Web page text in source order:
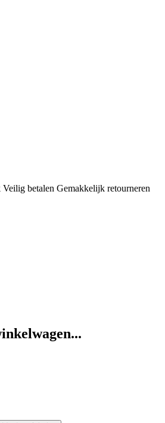
Veilig betalen Gemakkelijk retourneren